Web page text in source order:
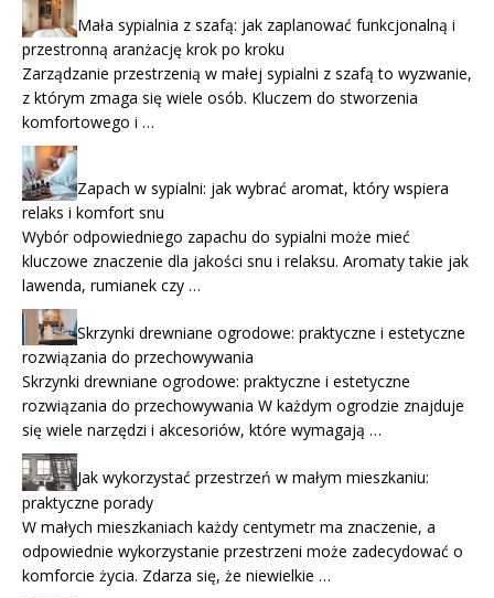
Mała sypialnia z szafą: jak zaplanować funkcjonalną i
przestronną aranżację krok po kroku
Zarządzanie przestrzenią w małej sypialni z szafą to wyzwanie,
z którym zmaga się wiele osób. Kluczem do stworzenia
komfortowego i …
Zapach w sypialni: jak wybrać aromat, który wspiera
relaks i komfort snu
Wybór odpowiedniego zapachu do sypialni może mieć
kluczowe znaczenie dla jakości snu i relaksu. Aromaty takie jak
lawenda, rumianek czy …
Skrzynki drewniane ogrodowe: praktyczne i estetyczne
rozwiązania do przechowywania
Skrzynki drewniane ogrodowe: praktyczne i estetyczne
rozwiązania do przechowywania W każdym ogrodzie znajduje
się wiele narzędzi i akcesoriów, które wymagają …
Jak wykorzystać przestrzeń w małym mieszkaniu:
praktyczne porady
W małych mieszkaniach każdy centymetr ma znaczenie, a
odpowiednie wykorzystanie przestrzeni może zadecydować o
komforcie życia. Zdarza się, że niewielkie …